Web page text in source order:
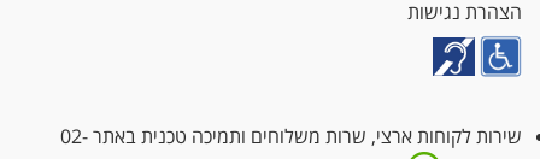
הצהרת נגישות
שירות לקוחות ארצי, שרות משלוחים ותמיכה טכנית באתר02-